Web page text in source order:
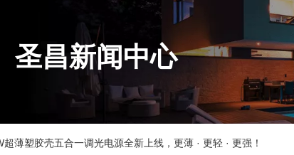
圣昌新闻中心
薄塑胶壳五合一调光电源全新上线，更薄 · 更轻 · 更强！